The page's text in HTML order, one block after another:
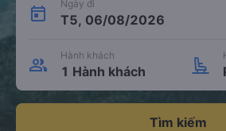
Ngày đi
T5, 06/08/2026
Hành khách
1 Hành khách
Tìm kiếm